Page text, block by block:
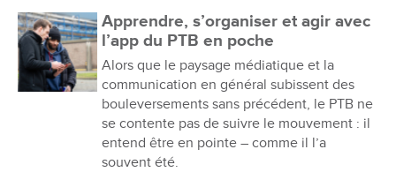
Apprendre, s’organiser et agir avec
l’app du PTB en poche
Alors que le paysage médiatique et la
communication en général subissent des
bouleversements sans précédent, le PTB ne
se contente pas de suivre le mouvement : il
entend être en pointe – comme il l’a
souvent été.